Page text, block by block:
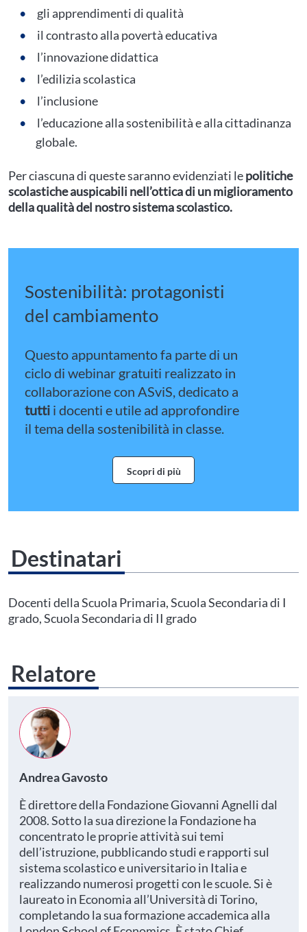
gli apprendimenti di qualità
il contrasto alla povertà educativa
l’innovazione didattica
l’edilizia scolastica
l’inclusione
l’educazione alla sostenibilità e alla cittadinanza
globale.
Per ciascuna di queste saranno evidenziati lepolitiche
scolastiche auspicabili nell’ottica di un miglioramento
della qualità del nostro sistema scolastico.
Sostenibilità: protagonisti
del cambiamento
Questo appuntamento fa parte di un
ciclo di webinar gratuiti realizzato in
collaborazione con ASviS, dedicato a
tutti i docenti e utile ad approfondire
il tema della sostenibilità in classe.
Scopri di più
Destinatari
tuo profilo personalePrima di procedere all'iscrizione aggiorna le tue scuole in
Area Personale
Docenti della Scuola Primaria, Scuola Secondaria di I
grado, Scuola Secondaria di II grado
Relatore
Andrea Gavosto
È direttore della Fondazione Giovanni Agnelli dal
2008. Sotto la sua direzione la Fondazione ha
concentrato le proprie attività sui temi
dell’istruzione, pubblicando studi e rapporti sul
sistema scolastico e universitario in Italia e
realizzando numerosi progetti con le scuole. Si è
laureato in Economia all’Università di Torino,
completando la sua formazione accademica alla